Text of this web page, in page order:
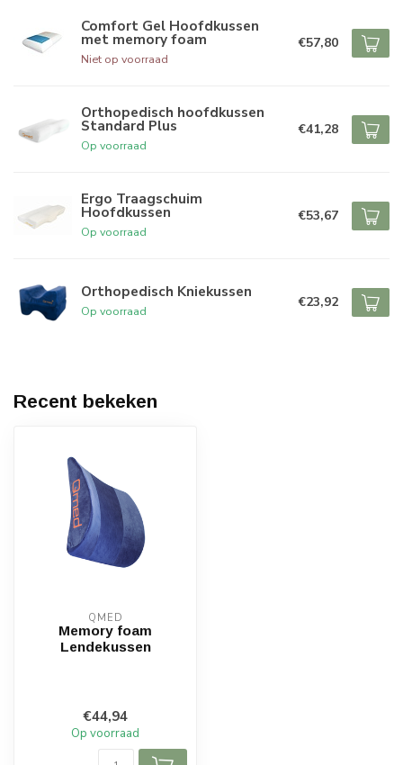
Comfort Gel Hoofdkussen
met memory foam
Niet op voorraad
€57,80
Orthopedisch hoofdkussen
Standard Plus
Op voorraad
€41,28
Ergo Traagschuim
Hoofdkussen
Op voorraad
€53,67
Orthopedisch Kniekussen
Op voorraad
€23,92
Recent bekeken
QMED
Memory foam
Lendekussen
€44,94
Op voorraad